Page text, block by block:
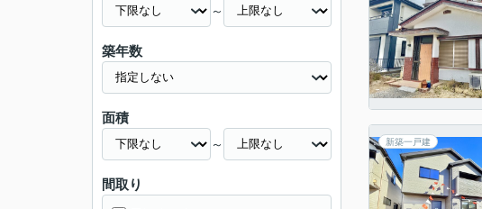
新築一戸建
～
築年数
面積
～
間取り